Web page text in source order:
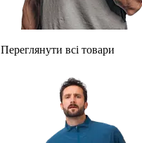
Переглянути всі товари